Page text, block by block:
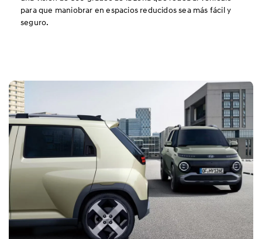
para que maniobrar en espacios reducidos sea más fácil y
seguro.